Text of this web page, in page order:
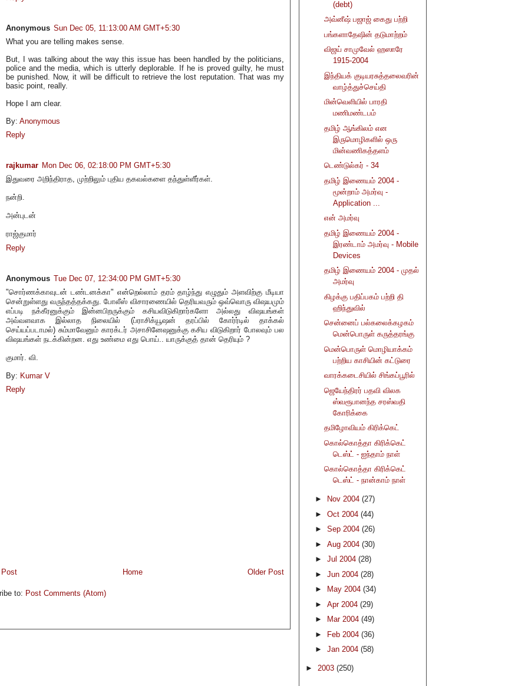
Anonymous Sun Dec 05, 11:13:00 AM GMT+5:30
What you are telling makes sense.
But, I was talking about the way this issue has been handled by the politicians,
police and the media, which is utterly deplorable. If he is proved guilty, he must
be punished. Now, it will be difficult to retrieve the lost reputation. That was my
basic point, really.
Hope I am clear.
By: Anonymous
Reply
rajkumar Mon Dec 06, 02:18:00 PM GMT+5:30
இதுவரை அறிந்திராத, முற்றிலும் புதிய தகவல்களை தந்துள்ளீர்கள்.
நன்றி.
அன்புடன்
ராஜ்குமார்
Reply
Anonymous Tue Dec 07, 12:34:00 PM GMT+5:30
"சொர்ணக்காவுடன் டண்டனக்கா" என்றெல்லாம் தரம் தாழ்ந்து எழுதும் அளவிற்கு மீடியா
சென்றுள்ளது வருந்தத்தக்கது. போலீஸ் விசாரணையில் தெரியவரும் ஒவ்வொரு விஷயமும்
எப்படி நக்கீரனுக்கும் இன்னபிறருக்கும் கசியவிடுகிறார்களோ அல்லது விஷயங்கள்
அவ்வளவாக இல்லாத நிலையில் (ப்ராசிக்யூஷன் தரப்பில் கோர்ர்டில் தாக்கல்
செய்யப்படாமல்) சும்மாவேனும் காரக்டர் அசாசினேஷனுக்கு கசிய விடுகிறார் போலவும் பல
விஷயங்கள் நடக்கின்றன. எது உண்மை எது பொய்.. யாருக்குத் தான் தெரியும் ?
குமார். வி.
By: Kumar V
Reply
Post Older Post
Home
to: Post Comments (Atom)
(debt)
அவ்னீஷ் பஜாஜ் கைது பற்றி
பங்களாதேஷின் தடுமாற்றம்
விஜய் சாமுவேல் ஹஸாரே
1915-2004
இந்தியக் குடியரசுத்தலைவரின்
வாழ்த்துச்செய்தி
மின்வெளியில் பாரதி
மணிமண்டபம்
தமிழ் ஆங்கிலம் என
இருமொழிகளில் ஒரு
மின்வணிகத்தளம்
டெண்டுல்கர் - 34
தமிழ் இணையம் 2004 -
மூன்றாம் அமர்வு -
Application ...
என் அமர்வு
தமிழ் இணையம் 2004 -
இரண்டாம் அமர்வு - Mobile
Devices
தமிழ் இணையம் 2004 - முதல்
அமர்வு
கிழக்கு பதிப்பகம் பற்றி தி
ஹிந்துவில்
சென்னைப் பல்கலைக்கழகம்
மென்பொருள் கருத்தரங்கு
மென்பொருள் மொழியாக்கம்
பற்றிய காசியின் கட்டுரை
வாரக்கடைசியில் சிங்கப்பூரில்
ஜெயேந்திரர் பதவி விலக
ஸ்வரூபானந்த சரஸ்வதி
கோரிக்கை
தமிழோவியம் கிரிக்கெட்
கொல்கொத்தா கிரிக்கெட்
டெஸ்ட் - ஐந்தாம் நாள்
கொல்கொத்தா கிரிக்கெட்
டெஸ்ட் - நான்காம் நாள்
► Nov 2004 (27)
► Oct 2004 (44)
► Sep 2004 (26)
► Aug 2004 (30)
► Jul 2004 (28)
► Jun 2004 (28)
►
May 2004 (34)
► Apr 2004 (29)
►
Mar 2004 (49)
►
Feb 2004 (36)
► Jan 2004 (58)
► 2003 (250)